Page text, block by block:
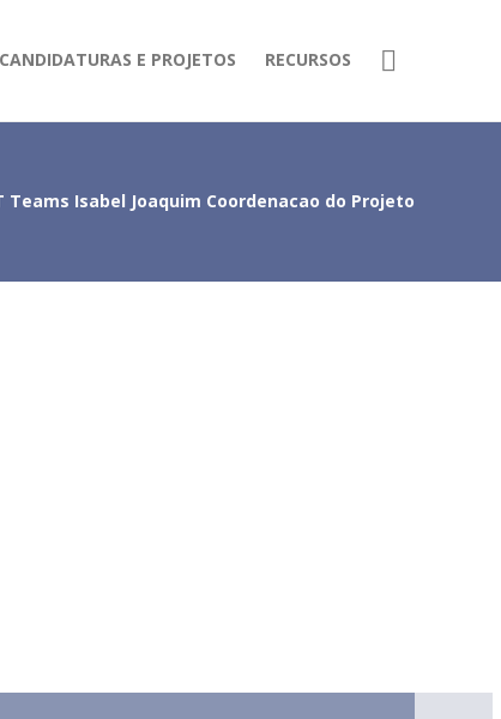
CANDIDATURAS E PROJETOS RECURSOS
Teams Isabel Joaquim Coordenacao do Projeto